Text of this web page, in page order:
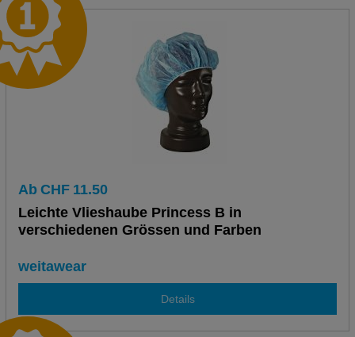
Ab CHF 11.50
Leichte Vlieshaube Princess B in
verschiedenen Grössen und Farben
weitawear
Details